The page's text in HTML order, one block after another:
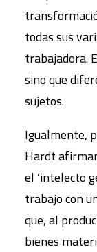
todas sus
trabajadora.
sino que
sujetos.
Igualmente,
Hardt
el ‘intelecto
trabajo con
que, al
bienes